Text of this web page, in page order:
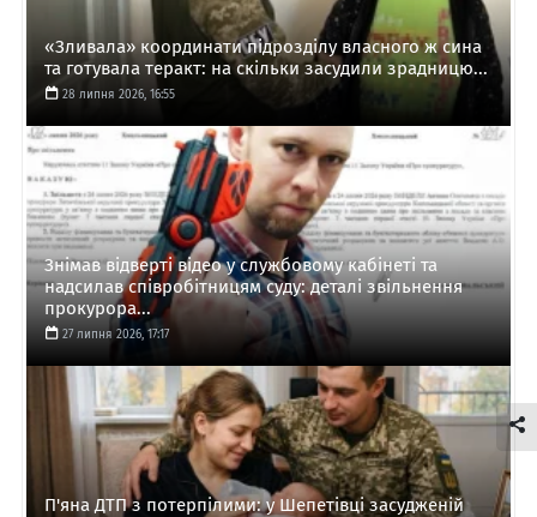
«Зливала» координати підрозділу власного ж сина
та готувала теракт: на скільки засудили зрадницю...
28 липня 2026, 16:55
Знімав відверті відео у службовому кабінеті та
надсилав співробітницям суду: деталі звільнення
прокурора...
27 липня 2026, 17:17
П'яна ДТП з потерпілими: у Шепетівці засудженій